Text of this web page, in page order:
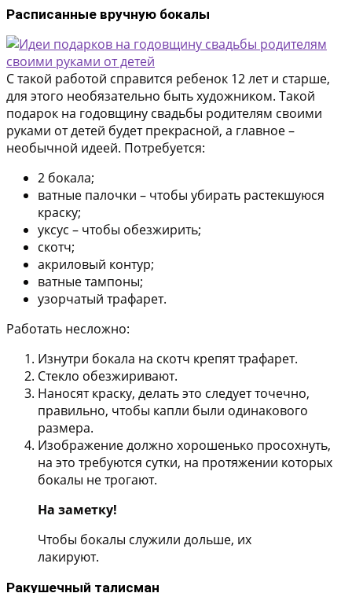
Расписанные вручную бокалы
С такой работой справится ребенок 12 лет и старше,
для этого необязательно быть художником. Такой
подарок на годовщину свадьбы родителям своими
руками от детей будет прекрасной, а главное –
необычной идеей. Потребуется:
2 бокала;
ватные палочки – чтобы убирать растекшуюся
краску;
уксус – чтобы обезжирить;
скотч;
акриловый контур;
ватные тампоны;
узорчатый трафарет.
Работать несложно:
Изнутри бокала на скотч крепят трафарет.
Стекло обезжиривают.
Наносят краску, делать это следует точечно,
правильно, чтобы капли были одинакового
размера.
Изображение должно хорошенько просохнуть,
на это требуются сутки, на протяжении которых
бокалы не трогают.
На заметку!
Чтобы бокалы служили дольше, их
лакируют.
Ракушечный талисман